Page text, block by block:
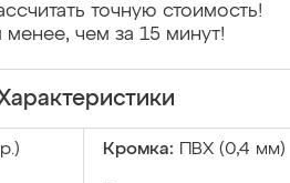
точную стоимость!
менее, чем за 15 минут!
Кромка: ПВХ (0,4 мм)